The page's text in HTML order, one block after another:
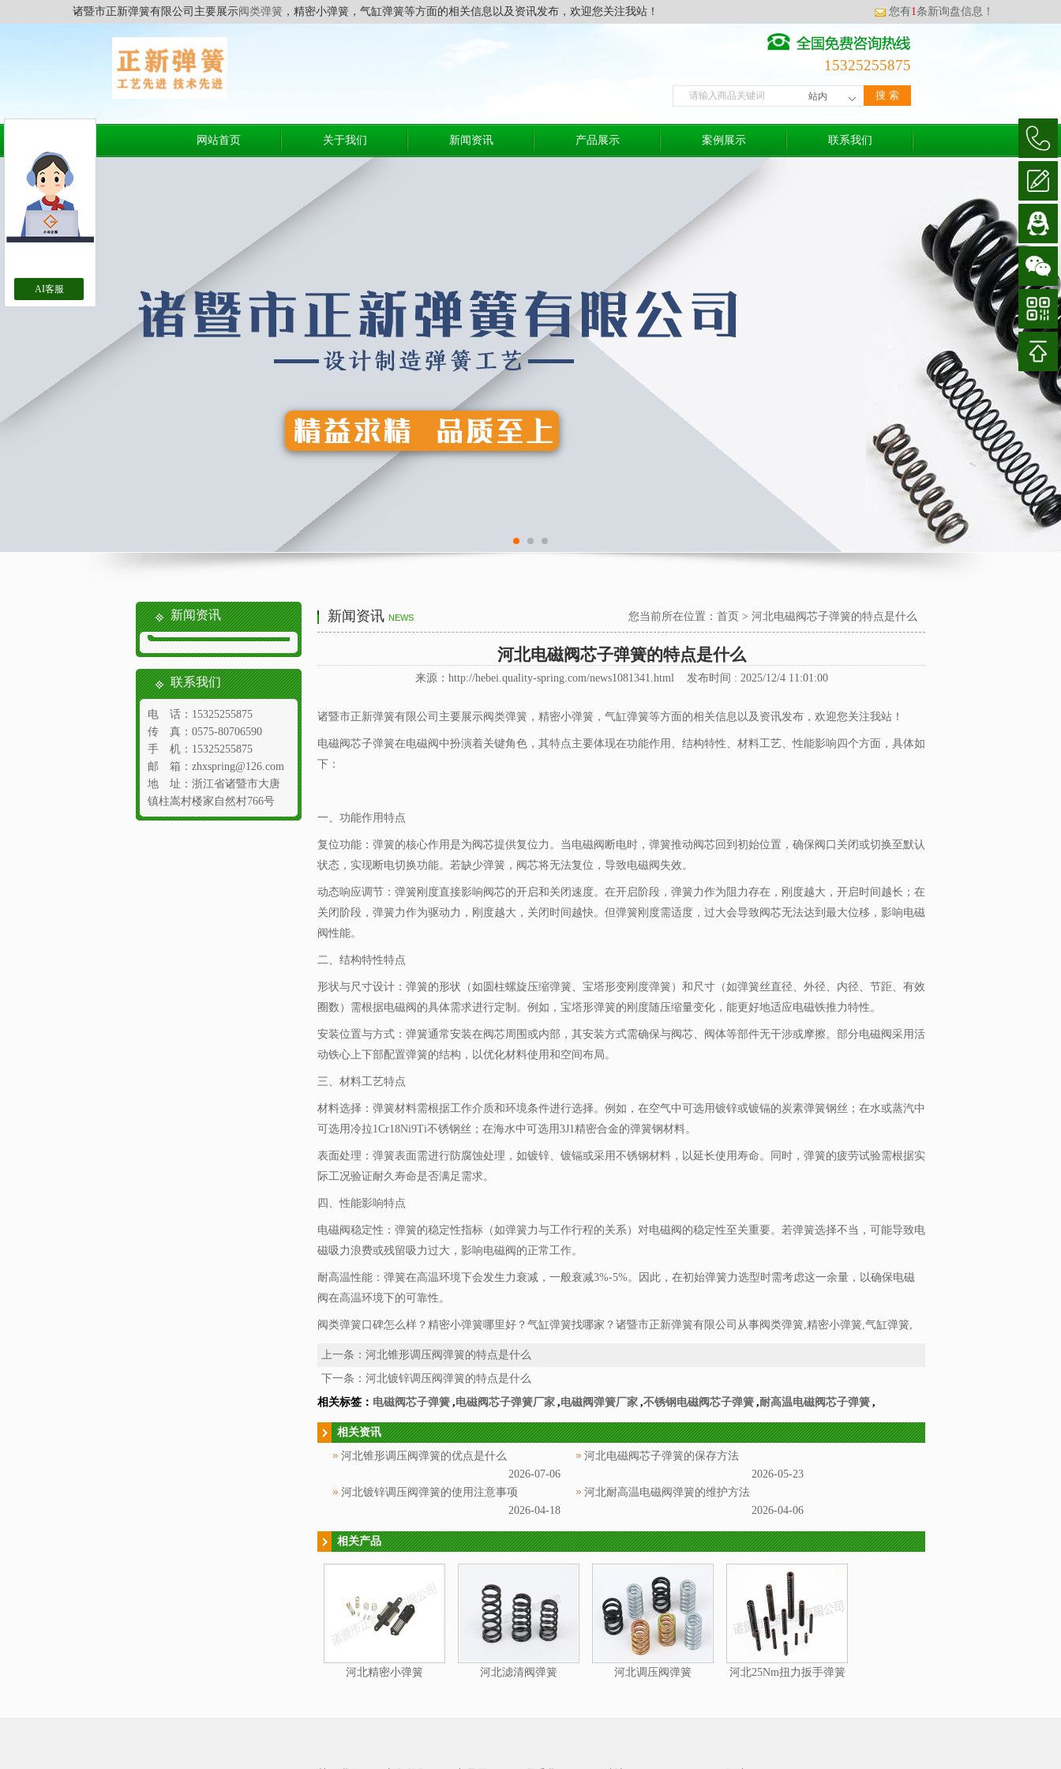
诸暨市正新弹簧有限公司主要展示阀类弹簧 ，精密小弹簧，气缸弹簧等方面的相关信息以及资讯发布，欢迎您关注我站！ 您有1条新询盘信息！
15325255875
网站首页 关于我们 新闻资讯 产品展示 案例展示 联系我们
新闻资讯
联系我们
电 话：15325255875
传 真：0575-80706590
手 机：15325255875
邮 箱：zhxspring@126.com
地 址：浙江省诸暨市大唐
镇柱嵩村楼家自然村766号
新闻资讯 NEWS 您当前所在位置： 首页 > 河北电磁阀芯子弹簧的特点是什么
河北电磁阀芯子弹簧的特点是什么
来源：http://hebei.quality-spring.com/news1081341.html 发布时间 : 2025/12/4 11:01:00
诸暨市正新弹簧有限公司主要展示阀类弹簧 ，精密小弹簧，气缸弹簧等方面的相关信息以及资讯发布，欢迎您关注我站！
电磁阀芯子弹簧在电磁阀中扮演着关键角色，其特点主要体现在功能作用、结构特性、材料工艺、性能影响四个方面，具体如
下：
一、功能作用特点
复位功能：弹簧的核心作用是为阀芯提供复位力。当电磁阀断电时，弹簧推动阀芯回到初始位置，确保阀口关闭或切换至默认
状态，实现断电切换功能。若缺少弹簧，阀芯将无法复位，导致电磁阀失效。
动态响应调节：弹簧刚度直接影响阀芯的开启和关闭速度。在开启阶段，弹簧力作为阻力存在，刚度越大，开启时间越长；在
关闭阶段，弹簧力作为驱动力，刚度越大，关闭时间越快。但弹簧刚度需适度，过大会导致阀芯无法达到最大位移，影响电磁
阀性能。
二、结构特性特点
形状与尺寸设计：弹簧的形状（如圆柱螺旋压缩弹簧、宝塔形变刚度弹簧）和尺寸（如弹簧丝直径、外径、内径、节距、有效
圈数）需根据电磁阀的具体需求进行定制。例如，宝塔形弹簧的刚度随压缩量变化，能更好地适应电磁铁推力特性。
安装位置与方式：弹簧通常安装在阀芯周围或内部，其安装方式需确保与阀芯、阀体等部件无干涉或摩擦。部分电磁阀采用活
动铁心上下部配置弹簧的结构，以优化材料使用和空间布局。
三、材料工艺特点
材料选择：弹簧材料需根据工作介质和环境条件进行选择。例如，在空气中可选用镀锌或镀镉的炭素弹簧钢丝；在水或蒸汽中
可选用冷拉1Cr18Ni9Ti不锈钢丝；在海水中可选用3J1精密合金的弹簧钢材料。
表面处理：弹簧表面需进行防腐蚀处理，如镀锌、镀镉或采用不锈钢材料，以延长使用寿命。同时，弹簧的疲劳试验需根据实
际工况验证耐久寿命是否满足需求。
四、性能影响特点
电磁阀稳定性：弹簧的稳定性指标（如弹簧力与工作行程的关系）对电磁阀的稳定性至关重要。若弹簧选择不当，可能导致电
磁吸力浪费或残留吸力过大，影响电磁阀的正常工作。
耐高温性能：弹簧在高温环境下会发生力衰减，一般衰减3%-5%。因此，在初始弹簧力选型时需考虑这一余量，以确保电磁
阀在高温环境下的可靠性。
阀类弹簧口碑怎么样？精密小弹簧哪里好？气缸弹簧找哪家？诸暨市正新弹簧有限公司从事阀类弹簧,精密小弹簧,气缸弹簧,
上一条： 河北锥形调压阀弹簧的特点是什么
下一条： 河北镀锌调压阀弹簧的特点是什么
相关标签： 电磁阀芯子弹簧 ,电磁阀芯子弹簧厂家 ,电磁阀弹簧厂家 ,不锈钢电磁阀芯子弹簧 ,耐高温电磁阀芯子弹簧 ,
相关资讯
河北锥形调压阀弹簧的优点是什么
2026-07-06
河北电磁阀芯子弹簧的保存方法
2026-05-23
河北镀锌调压阀弹簧的使用注意事项
2026-04-18
河北耐高温电磁阀弹簧的维护方法
2026-04-06
相关产品
河北精密小弹簧 河北滤清阀弹簧 河北调压阀弹簧 河北25Nm扭力扳手弹簧
AI客服